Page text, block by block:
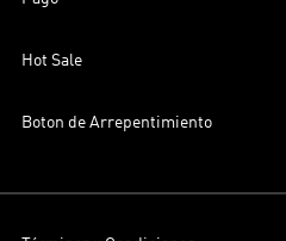
Hot Sale
Boton de Arrepentimiento